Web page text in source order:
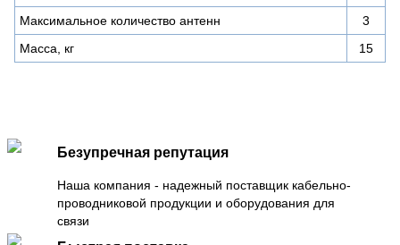
Максимальное количество антенн
3
Масса, кг
15
Безупречная репутация
Наша компания - надежный поставщик кабельно-
проводниковой продукции и оборудования для
связи